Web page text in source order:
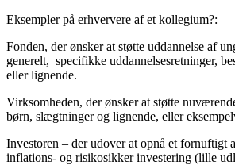
Eksempler på erhververe af et kollegium?:
Fonden, der ønsker at støtte uddannelse af
generelt, specifikke uddannelsesretninger,
eller lignende.
Virksomheden, der ønsker at støtte
børn, slægtninger og lignende, eller
Investoren – der udover at opnå et fornuftigt
inflations- og risikosikker investering (lille